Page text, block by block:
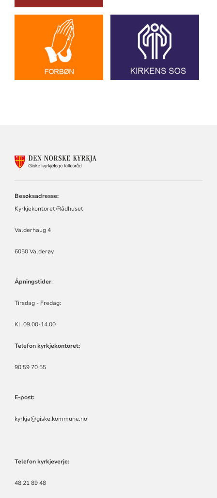
Besøksadresse:
Kyrkjekontoret/Rådhuset
Valderhaug 4
6050 Valderøy
Åpningstider:
Tirsdag - Fredag:
Kl. 09.00-14.00
Telefon kyrkjekontoret:
90 59 70 55
E-post:
kyrkja@giske.kommune.no
Telefon kyrkjeverje:
48 21 89 48